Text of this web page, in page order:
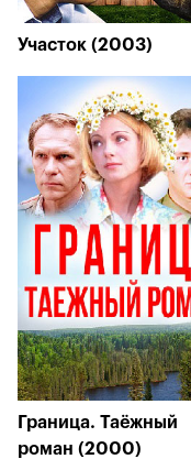
Участок (2003)
Граница. Таёжный
роман (2000)